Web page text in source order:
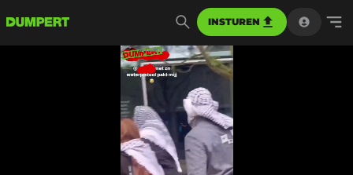
INSTUREN